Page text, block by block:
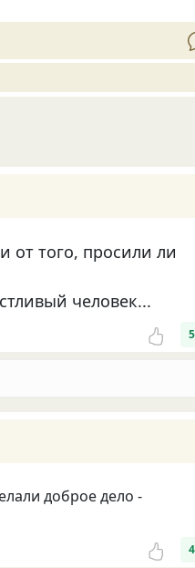
от того, просили ли
человек...
5
доброе дело -
4